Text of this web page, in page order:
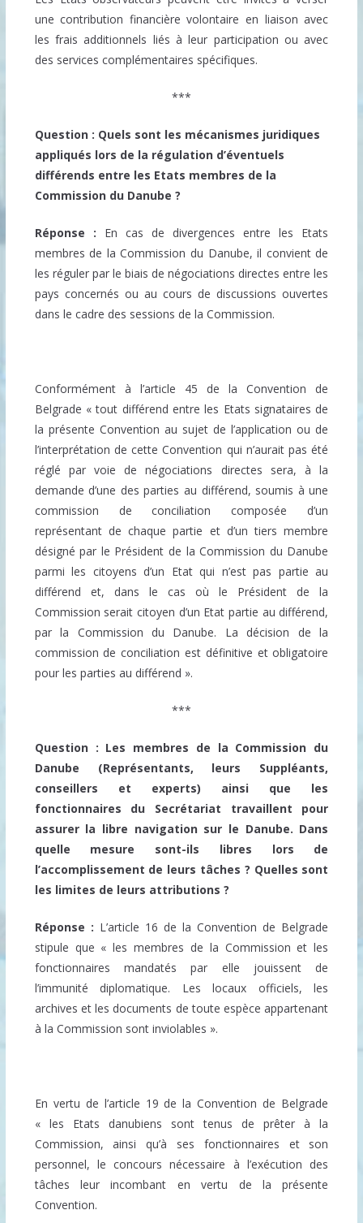
une contribution financière volontaire en liaison avec
les frais additionnels liés à leur participation ou avec
des services complémentaires spécifiques.
***
Question : Quels sont les mécanismes juridiques
appliqués lors de la régulation d’éventuels
différends entre les Etats membres de la
Commission du Danube ?
Réponse : En cas de divergences entre les Etats
membres de la Commission du Danube, il convient de
les réguler par le biais de négociations directes entre les
pays concernés ou au cours de discussions ouvertes
dans le cadre des sessions de la Commission.
Conformément à l’article 45 de la Convention de
Belgrade « tout différend entre les Etats signataires de
la présente Convention au sujet de l’application ou de
l’interprétation de cette Convention qui n’aurait pas été
réglé par voie de négociations directes sera, à la
demande d’une des parties au différend, soumis à une
commission de conciliation composée d’un
représentant de chaque partie et d’un tiers membre
désigné par le Président de la Commission du Danube
parmi les citoyens d’un Etat qui n’est pas partie au
différend et, dans le cas où le Président de la
Commission serait citoyen d’un Etat partie au différend,
par la Commission du Danube. La décision de la
commission de conciliation est définitive et obligatoire
pour les parties au différend ».
***
Question : Les membres de la Commission du
Danube (Représentants, leurs Suppléants,
conseillers et experts) ainsi que les
fonctionnaires du Secrétariat travaillent pour
assurer la libre navigation sur le Danube. Dans
quelle mesure sont-ils libres lors de
l’accomplissement de leurs tâches ? Quelles sont
les limites de leurs attributions ?
Réponse : L’article 16 de la Convention de Belgrade
stipule que « les membres de la Commission et les
fonctionnaires mandatés par elle jouissent de
l’immunité diplomatique. Les locaux officiels, les
archives et les documents de toute espèce appartenant
à la Commission sont inviolables ».
En vertu de l’article 19 de la Convention de Belgrade
« les Etats danubiens sont tenus de prêter à la
Commission, ainsi qu’à ses fonctionnaires et son
personnel, le concours nécessaire à l’exécution des
tâches leur incombant en vertu de la présente
Convention.